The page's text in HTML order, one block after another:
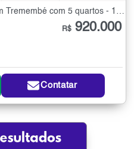
Casa Térrea à Venda no Jardim Tremembé com 5 quartos - 160 m²
R$ 920.000
Contatar